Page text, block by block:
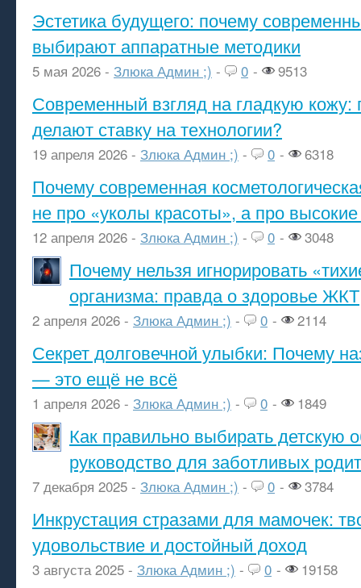
Эстетика будущего: почему
выбирают аппаратные методики
5 мая 2026 - Злюка Админ ;) - 0 - 9513
Современный взгляд на гладкую кожу:
делают ставку на технологии?
19 апреля 2026 - Злюка Админ ;) - 0 - 6318
Почему современная
не про «уколы красоты», а про высокие
12 апреля 2026 - Злюка Админ ;) - 0 - 3048
Почему нельзя игнорировать
организма: правда о здоровье ЖКТ
2 апреля 2026 - Злюка Админ ;) - 0 - 2114
Секрет долговечной улыбки: Почему
— это ещё не всё
1 апреля 2026 - Злюка Админ ;) - 0 - 1849
Как правильно выбирать детскую
руководство для заботливых
7 декабря 2025 - Злюка Админ ;) - 0 - 3784
Инкрустация стразами для мамочек:
удовольствие и достойный доход
3 августа 2025 - Злюка Админ ;) - 0 - 19158